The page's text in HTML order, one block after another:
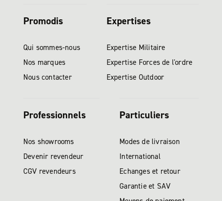
Promodis
Qui sommes-nous
Nos marques
Nous contacter
Expertises
Expertise Militaire
Expertise Forces de l'ordre
Expertise Outdoor
Professionnels
Nos showrooms
Devenir revendeur
CGV revendeurs
Particuliers
Modes de livraison
International
Echanges et retour
Garantie et SAV